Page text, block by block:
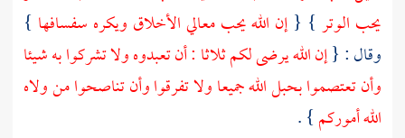
يحب الوتر } {إن الله يحب معالي الأخلاق ويكره سفسافها }
وقال : {إن الله يرضى لكم ثلاثا : أن تعبدوه ولا تشركوا به شيئا
وأن تعتصموا بحبل الله جميعا ولا تفرقوا وأن تناصحوا من ولاه
الله أموركم} .